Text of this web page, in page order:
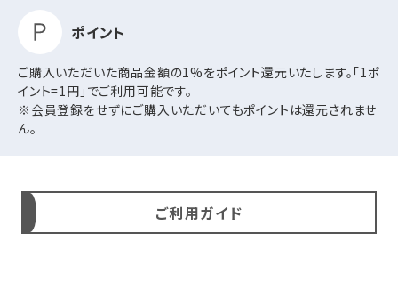
ポイント
ご購入いただいた商品金額の1%をポイント還元いたします。「1ポ
イント=1円」でご利用可能です。
※会員登録をせずにご購入いただいてもポイントは還元されませ
ん。
ご利用ガイド